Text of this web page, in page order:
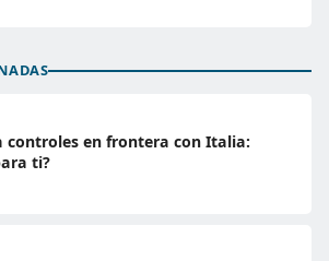
controles en frontera con Italia:
ti?